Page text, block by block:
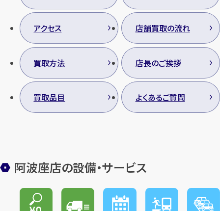
アクセス 店舗買取の流れ
買取方法 店長のご挨拶
買取品目 よくあるご質問
阿波座店の設備・サービス